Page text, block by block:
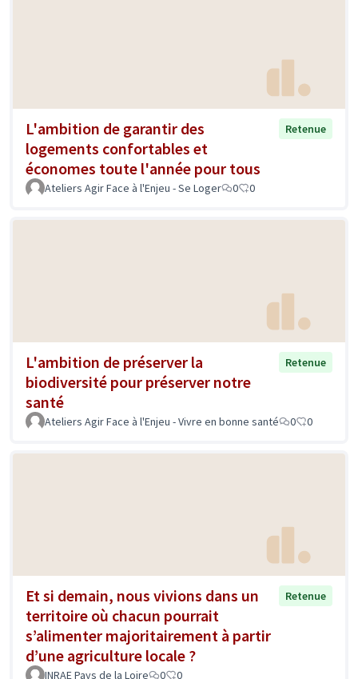
L'ambition de garantir des
logements confortables et
économes toute l'année pour tous
Retenue
Ateliers Agir Face à l'Enjeu - Se Loger 0 0
L'ambition de préserver la
biodiversité pour préserver notre
santé
Retenue
Ateliers Agir Face à l'Enjeu - Vivre en bonne santé 0 0
Et si demain, nous vivions dans un
territoire où chacun pourrait
s’alimenter majoritairement à partir
d’une agriculture locale ?
Retenue
INRAE Pays de la Loire 0 0